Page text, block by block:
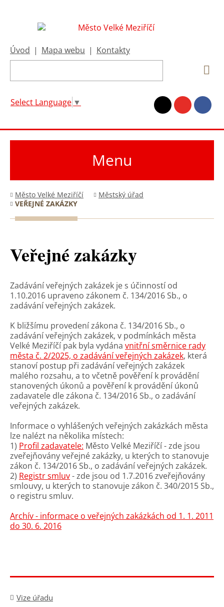
Úvod | Mapa webu | Kontakty
Select Language ▼
Menu
Město Velké Meziříčí
Městský úřad
VEŘEJNÉ ZAKÁZKY
Veřejné zakázky
Zadávání veřejných zakázek je s účinností od
1.10.2016 upraveno zákonem č. 134/2016 Sb., o
zadávání veřejných zakázek.
K bližšímu provedení zákona č. 134/2016 Sb., o
zadávání veřejných zakázek, v podmínkách města
Velké Meziříčí pak byla vydána vnitřní směrnice rady
města č. 2/2025, o zadávání veřejných zakázek, která
stanoví postup při zadávání veřejných zakázek
malého rozsahu, a to včetně pověření k provádění
stanovených úkonů a pověření k provádění úkonů
zadavatele dle zákona č. 134/2016 Sb., o zadávání
veřejných zakázek.
Informace o vyhlášených veřejných zakázkách města
lze nalézt na několika místech:
1) Profil zadavatele: Město Velké Meziříčí - zde jsou
zveřejňovány veřejné zakázky, u kterých to stanovuje
zákon č. 134/2016 Sb., o zadávání veřejných zakázek.
2) Registr smluv- zde jsou od 1.7.2016 zveřejňovány
smlouvy, u kterých to stanovuje zákon č. 340/2015 Sb.,
o registru smluv.
Archív - informace o veřejných zakázkách od 1. 1. 2011
do 30. 6. 2016
Vize úřadu